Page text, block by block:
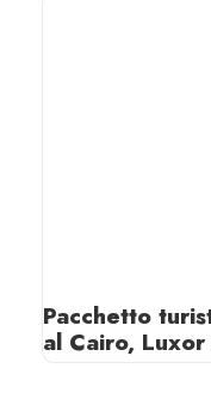
Pacchetto
al Cairo,